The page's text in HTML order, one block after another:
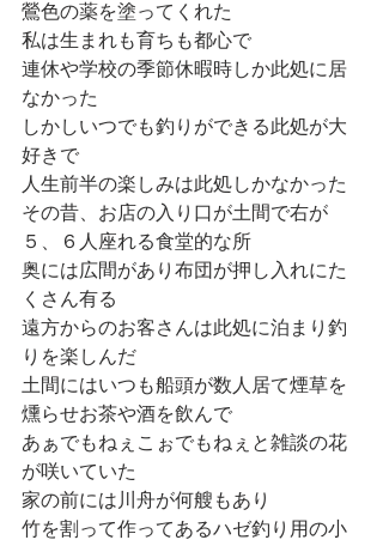
鶯色の薬を塗ってくれた
私は生まれも育ちも都心で
連休や学校の季節休暇時しか此処に居
なかった
しかしいつでも釣りができる此処が大
好きで
人生前半の楽しみは此処しかなかった
その昔、お店の入り口が土間で右が
５、６人座れる食堂的な所
奥には広間があり布団が押し入れにた
くさん有る
遠方からのお客さんは此処に泊まり釣
りを楽しんだ
土間にはいつも船頭が数人居て煙草を
燻らせお茶や酒を飲んで
あぁでもねぇこぉでもねぇと雑談の花
が咲いていた
家の前には川舟が何艘もあり
竹を割って作ってあるハゼ釣り用の小